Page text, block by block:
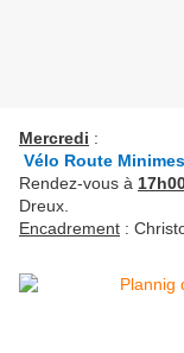
Mercredi :
Vélo Route Minimes
Rendez-vous à
Dreux.
Encadrement :